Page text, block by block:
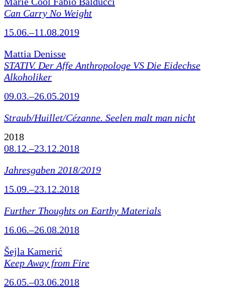
Can Carry No Weight
15.06.–11.08.2019
Mattia Denisse
STATIV. Der Affe Anthropologe VS Die Eidechse
Alkoholiker
09.03.–26.05.2019
Straub/Huillet/Cézanne. Seelen malt man nicht
2018
08.12.–23.12.2018
Jahresgaben 2018/2019
15.09.–23.12.2018
Further Thoughts on Earthy Materials
16.06.–26.08.2018
Šejla Kamerić
Keep Away from Fire
26.05.–03.06.2018